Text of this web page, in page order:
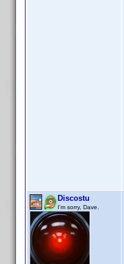
Discostu
I'm sorry, Dave.